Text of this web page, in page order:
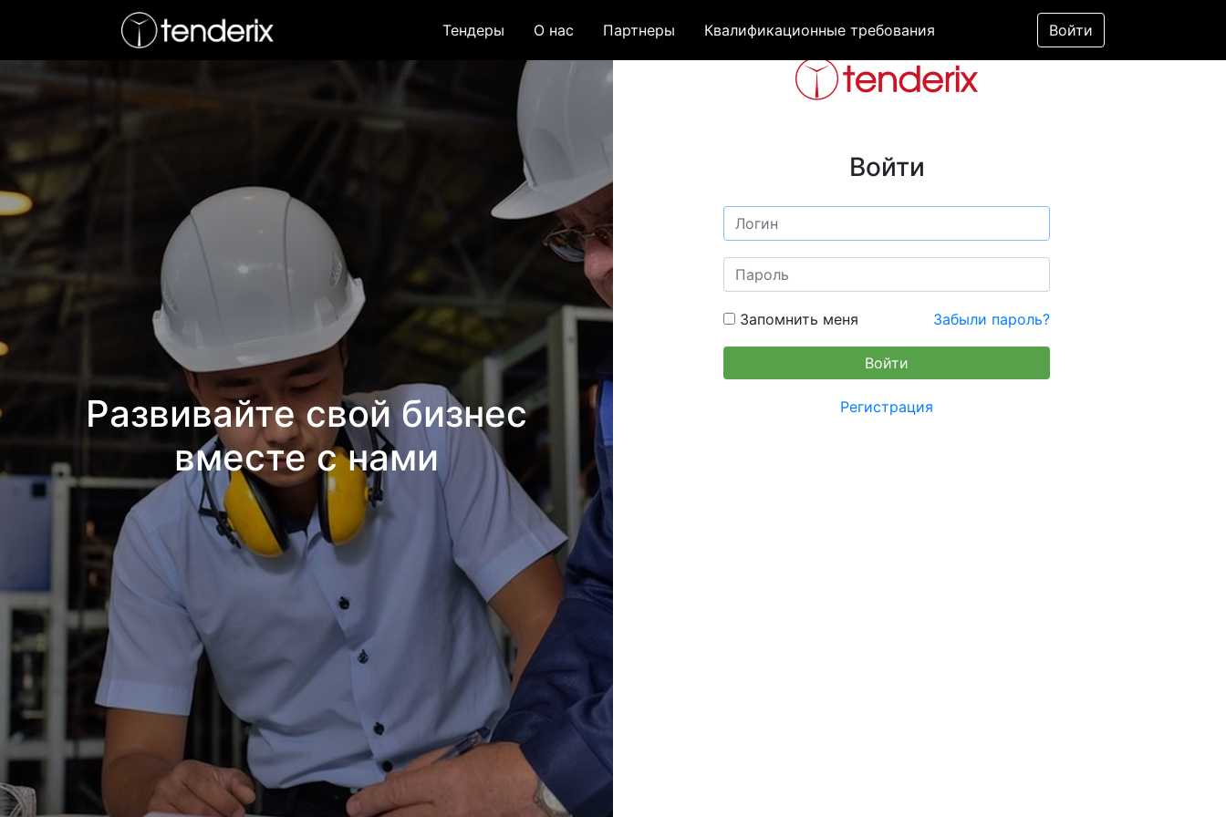
Тендеры О нас Партнеры Квалификационные требования Войти
Войти
Запомнить меня Забыли пароль?
Регистрация
Развивайте свой бизнес
вместе с нами